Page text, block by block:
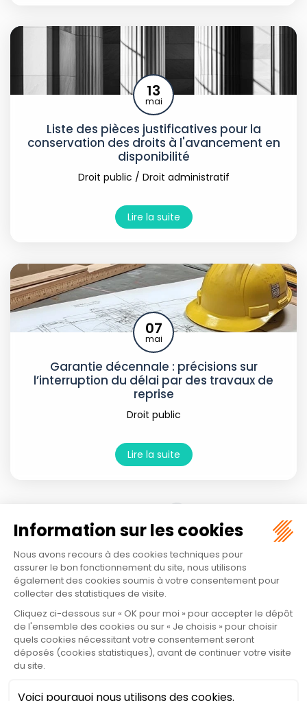
Liste des pièces justificatives pour la
conservation des droits à l'avancement en
disponibilité
13
mai
Droit public / Droit administratif
Lire la suite
Garantie décennale : précisions sur
l’interruption du délai par des travaux de
reprise
07
mai
Droit public
Lire la suite
MAÎTRE VALÉRIE CLEMENT
44600 SAINT-NAZAIRE
Tél :06 51 11 94 48
Mail :valerie.clement@avocat.fr